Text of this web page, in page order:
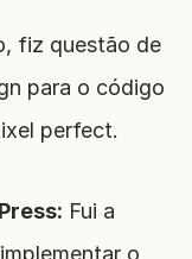
fiz questão de
para o código
perfect.
Fui a
o